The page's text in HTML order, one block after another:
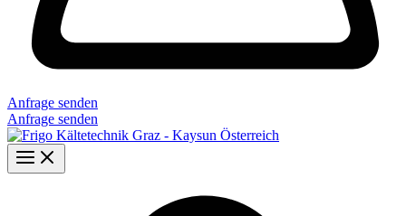
Anfrage senden
Anfrage senden